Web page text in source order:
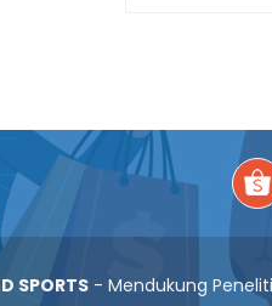
SPORTS- Mendukung